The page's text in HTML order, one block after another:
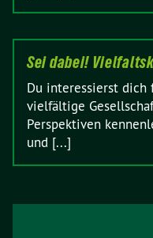
Sei dabei!
Du interessierst dich
vielfältige
Perspektiven
und [...]